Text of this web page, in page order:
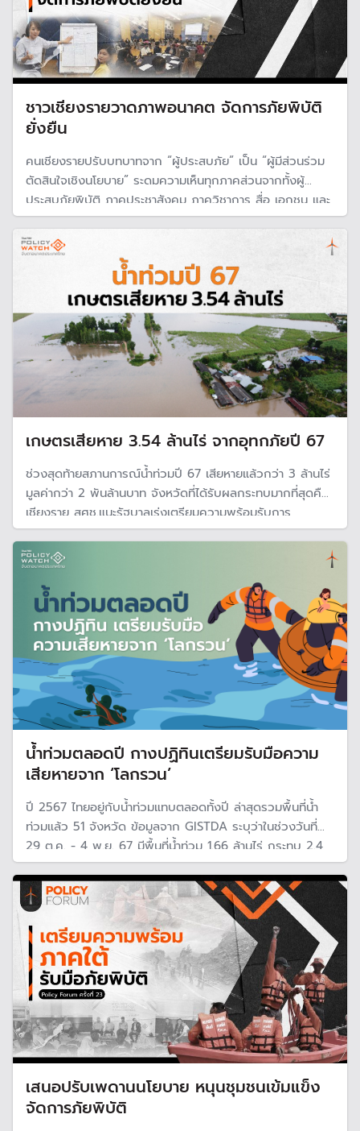
ชาวเชียงรายวาดภาพอนาคต จัดการภัยพิบัติ
ยั่งยืน
คนเชียงรายปรับบทบาทจาก “ผู้ประสบภัย” เป็น “ผู้มีส่วนร่วม
ตัดสินใจเชิงนโยบาย” ระดมความเห็นทุกภาคส่วนจากทั้งผู้
ประสบภัยพิบัติ ภาคประชาสังคม ภาควิชาการ สื่อ เอกชน และ
หน่วยงานรัฐ ผลักดันข้อเสนอเชิงนโยบายให้จังหวัดเชียงราย
เป็นต้นแบบรับมือภัยพิบัติอย่างยั่งยืน พร้อมเสนอรัฐบาลให้การ
สนับสนุน
เกษตรเสียหาย 3.54 ล้านไร่ จากอุทกภัยปี 67
ช่วงสุดท้ายสภานการณ์น้ำท่วมปี 67 เสียหายแล้วกว่า 3 ล้านไร่
มูลค่ากว่า 2 พันล้านบาท จังหวัดที่ได้รับผลกระทบมากที่สุดคือ
เชียงราย สศช.แนะรัฐบาลเร่งเตรียมความพร้อมรับการ
เปลี่ยนแปลงสภาพภูมิอากาศ ในเรื่องบริหารจัดการทรัพยากร
น้ำ เพิ่มประสิทธิภาพโครงสร้างพื้นฐานและระบบการเตือนภัย
น้ำท่วมตลอดปี กางปฏิทินเตรียมรับมือความ
เสียหายจาก ‘โลกรวน’
ปี 2567 ไทยอยู่กับน้ำท่วมแทบตลอดทั้งปี ล่าสุดรวมพื้นที่น้ำ
ท่วมแล้ว 51 จังหวัด ข้อมูลจาก GISTDA ระบุว่าในช่วงวันที่
29 ต.ค. - 4 พ.ย. 67 มีพื้นที่น้ำท่วม 1.66 ล้านไร่ กระทบ 2.4
แสนหลังคาเรือน ท่ามกลางการจับตาสถานการณ์น้ำท่วมในพื้นที่
ภาคใต้ที่คาดว่าจะรุนแรงกว่าปีผ่านมา
เสนอปรับเพดานนโยบาย หนุนชุมชนเข้มแข็ง
จัดการภัยพิบัติ